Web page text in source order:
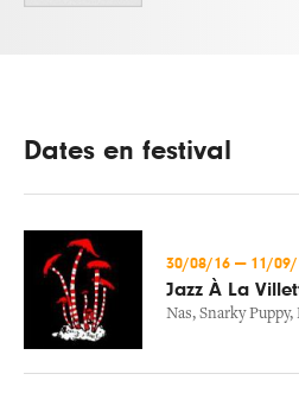
Dates en festival
30/08/16 — 11/
Jazz À La
Nas, Snarky Puppy,